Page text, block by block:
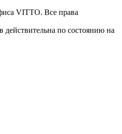
VITTO. Все права
действительна по состоянию на